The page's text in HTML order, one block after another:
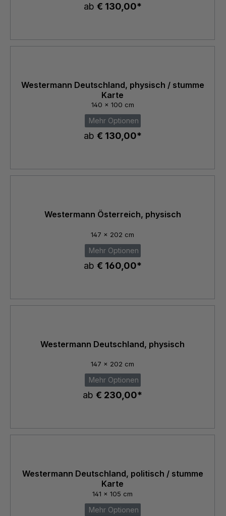
ab € 130,00*
Westermann Deutschland, physisch / stumme
Karte
140 x 100 cm
Mehr Optionen
ab € 130,00*
Westermann Österreich, physisch
147 x 202 cm
Mehr Optionen
ab € 160,00*
Westermann Deutschland, physisch
147 x 202 cm
Mehr Optionen
ab € 230,00*
Westermann Deutschland, politisch / stumme
Karte
141 x 105 cm
Mehr Optionen